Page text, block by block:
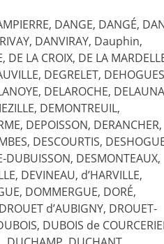
DANGE, DANGÉ,
DANVIRAY, Dauphin,
LA CROIX, DE LA
DEGRELET,
DELAROCHE,
DEMONTREUIL,
DEPOISSON, DERANCHER,
DESCOURTIS,
DUBUISSON, DESMONTEAUX,
DEVINEAU, d’HARVILLE,
DOMMERGUE, DORÉ,
d’AUBIGNY, DROUET-
DUBOIS de